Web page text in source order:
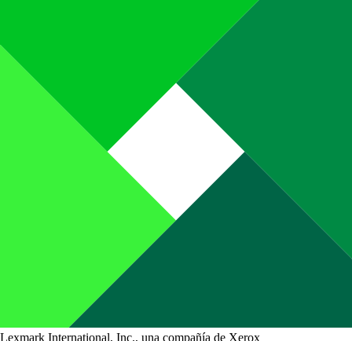
Lexmark International, Inc., una compañía de Xerox